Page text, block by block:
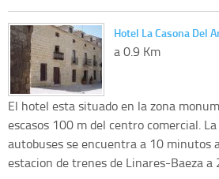
Hotel La Casona Del
a 0.9 Km
El hotel esta situado en la zona
escasos 100 m del centro comercial.
autobuses se encuentra a 10 minutos
estacion de trenes de Linares-Baeza a